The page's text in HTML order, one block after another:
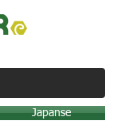
Japanse